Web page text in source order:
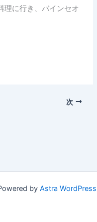
理に行き、バインセオ
次
by Astra WordPress